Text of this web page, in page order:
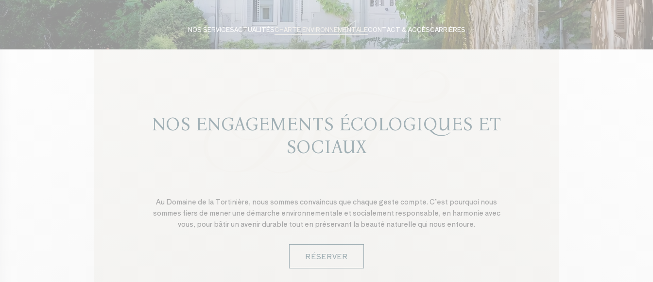
NOS SERVICESACTUALITÉSCHARTE ENVIRONNEMENTALECONTACT & ACCÈSCARRIÈRES
NOS ENGAGEMENTS ÉCOLOGIQUES ET
SOCIAUX
Au Domaine de la Tortinière, nous sommes convaincus que chaque geste compte. C’est pourquoi nous
sommes fiers de mener une démarche environnementale et socialement responsable, en harmonie avec
vous, pour bâtir un avenir durable tout en préservant la beauté naturelle qui nous entoure.
RÉSERVER